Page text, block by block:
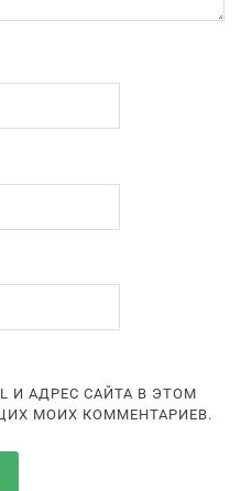
И АДРЕС САЙТА В ЭТОМ
МОИХ КОММЕНТАРИЕВ.